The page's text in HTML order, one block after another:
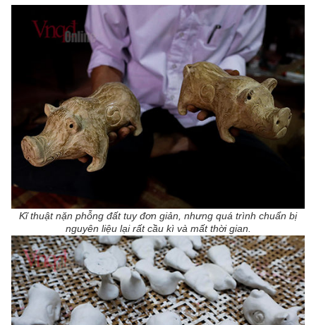
Kĩ thuật nặn phỗng đất tuy đơn giản, nhưng quá trình chuẩn bị
nguyên liệu lại rất cầu kì và mất thời gian.